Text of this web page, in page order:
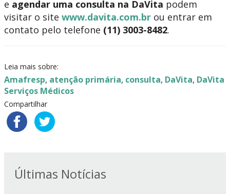
e agendar uma consulta na DaVita podem
visitar o site www.davita.com.br ou entrar em
contato pelo telefone (11) 3003-8482.
Leia mais sobre:
Amafresp, atenção primária, consulta, DaVita, DaVita
Serviços Médicos
Compartilhar
Últimas Notícias